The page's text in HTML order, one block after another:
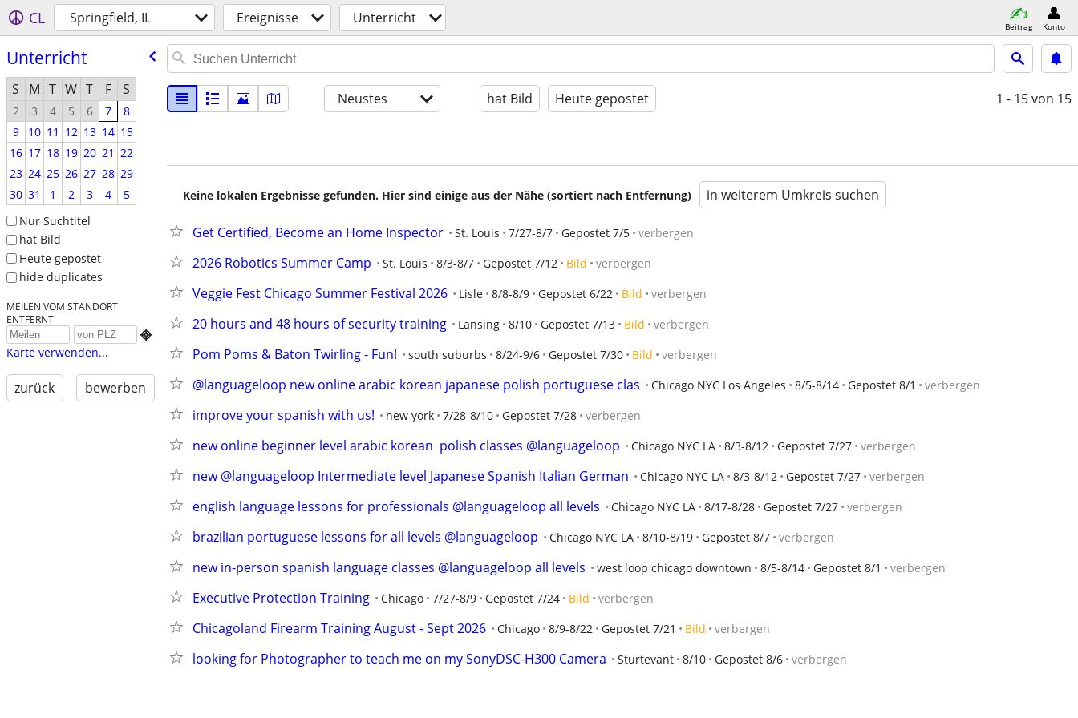
CL Springfield, IL Ereignisse Unterricht Beitrag Konto
Unterricht
S M T W T F S
2 3 4 5 6 7
8
9
10 11 12 13 14 15
16 17 18 19 20 21 22
23 24 25 26 27 28 29
30 31 1 2 3 4
5
Nur Suchtitel
hat Bild
Heute gepostet
hide duplicates
MEILEN VOM STANDORT
ENTFERNT

Karte verwenden...
zurück bewerben
Neustes hat Bild Heute gepostet 1 - 15von 15
Keine lokalen Ergebnisse gefunden. Hier sind einige aus der Nähe (sortiert nach Entfernung) in weiterem Umkreis suchen
Get Certified, Become an Home Inspector St. Louis 7/27-8/7 Gepostet 7/5 verbergen
2026 Robotics Summer Camp St. Louis 8/3-8/7 Gepostet 7/12 Bild verbergen
Veggie Fest Chicago Summer Festival 2026 Lisle 8/8-8/9 Gepostet 6/22 Bild verbergen
20 hours and 48 hours of security training Lansing 8/10 Gepostet 7/13 Bild verbergen
Pom Poms & Baton Twirling - Fun! south suburbs 8/24-9/6 Gepostet 7/30 Bild verbergen
@languageloop new online arabic korean japanese polish portuguese clas Chicago NYC Los Angeles 8/5-8/14 Gepostet 8/1 verbergen
improve your spanish with us! new york 7/28-8/10 Gepostet 7/28 verbergen
new online beginner level arabic korean  polish classes @languageloop Chicago NYC LA 8/3-8/12 Gepostet 7/27 verbergen
new @languageloop Intermediate level Japanese Spanish Italian German Chicago NYC LA 8/3-8/12 Gepostet 7/27 verbergen
english language lessons for professionals @languageloop all levels Chicago NYC LA 8/17-8/28 Gepostet 7/27 verbergen
brazilian portuguese lessons for all levels @languageloop Chicago NYC LA 8/10-8/19 Gepostet 8/7 verbergen
new in-person spanish language classes @languageloop all levels west loop chicago downtown 8/5-8/14 Gepostet 8/1 verbergen
Executive Protection Training Chicago 7/27-8/9 Gepostet 7/24 Bild verbergen
Chicagoland Firearm Training August - Sept 2026 Chicago 8/9-8/22 Gepostet 7/21 Bild verbergen
looking for Photographer to teach me on my SonyDSC-H300 Camera Sturtevant 8/10 Gepostet 8/6 verbergen